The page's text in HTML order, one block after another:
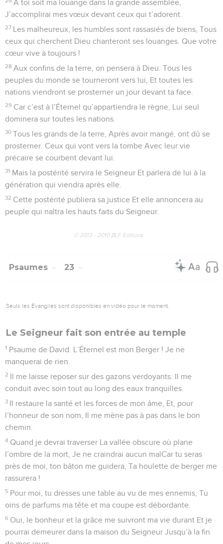
16 Ma force est desséchée comme un tesson d’argile, Ma
langue colle à mon palais, Tu me fais retourner à la poussière
de la mort.
17 Des hordes de chiens m’environnent, La meute des
méchants m’assaille. Ils ont percé mes mains, mes pieds,
18 Je pourrais compter tous mes os ; ils me regardent, ils me
toisent,
19 Ils se partagent mes habits et tirent au sort ma tunique.
20 Mais toi, Seigneur, ne reste pas si loin ! Viens vite à mon
secours !
21 Sauve ma vie, arrache-la au glaive ! Protège-moi de la
fureur des chiens !
Délivre-moi du lion, de sa gueule ! Préserve-moi des
cornes des taureaux ! Oui, tu m’as répondu !
Je dirai à mes frères la gloire de ton nom, Je te célébrerai
dans la grande assemblée.
Vous tous qui craignez Dieu, célébrez-le ! Descendants
Il n’a pas méprisé l’humiliation du pauvre, il n’a pas
détourné devant lui son visage, mais il a écouté le cri lancé
J’accomplirai mes vœux devant ceux qui t’adorent.
ceux qui cherchent Dieu chanteront ses louanges. Que votre
cœur vive à toujours !
28 Aux confins de la terre, on pensera à Dieu. Tous les
peuples du monde se tourneront vers lui, Et toutes les
nations viendront se prosterner un jour devant ta face.
29
Car c’est à l’Éternel qu’appartiendra le règne, Lui seul
dominera sur toutes les nations.
30 Tous les grands de la terre, Après avoir mangé, ont dû se
prosterner. Ceux qui vont vers la tombe Avec leur vie
précaire se courbent devant lui.
31 Mais la postérité servira le Seigneur Et parlera de lui à la
génération qui viendra après elle.
32 Cette postérité publiera sa justice Et elle annoncera au
peuple qui naîtra les hauts faits du Seigneur.
© 2013 - 2010 BLF Editions